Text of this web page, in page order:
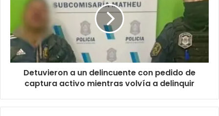
Detuvieron a un delincuente con pedido de
captura activo mientras volvía a delinquir